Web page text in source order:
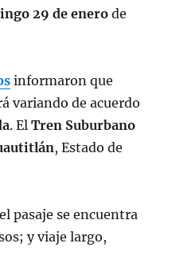
29 de enero de
informaron que
variando de acuerdo
. El Tren Suburbano
, Estado de
pasaje se encuentra
y viaje largo,